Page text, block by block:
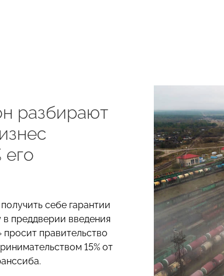
разбирают
его
себе гарантии
преддверии введения
правительство
15% от